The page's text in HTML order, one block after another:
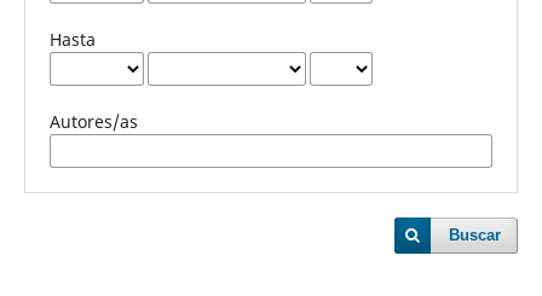
Hasta
Autores/as
Buscar